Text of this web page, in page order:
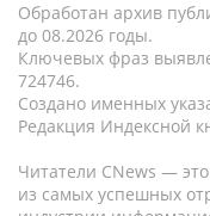
Обработан архив
до 08.2026 годы.
Ключевых фраз
724746.
Создано именных
Редакция Индексной
Читатели CNews —
из самых успешных